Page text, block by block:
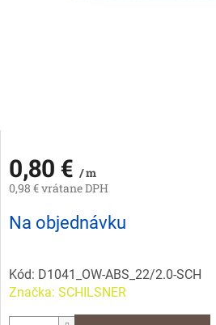
0,80 € / m
0,98 € vrátane DPH
Jednotková
cena:
Na objednávku
Kód: D1041_OW-ABS_22/2.0-SCH
Značka: SCHILSNER